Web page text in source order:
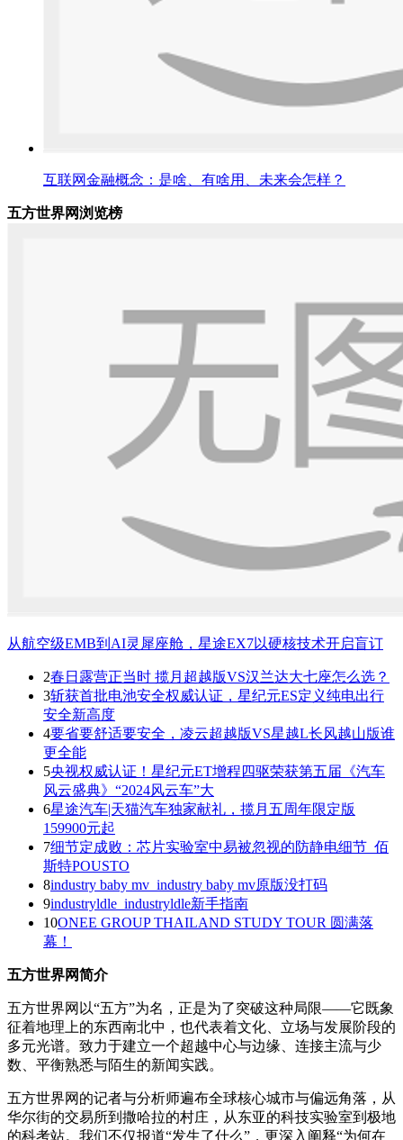
互联网金融概念：是啥、有啥用、未来会怎样？
五方世界网浏览榜
从航空级EMB到AI灵犀座舱，星途EX7以硬核技术开启盲订
2春日露营正当时 揽月超越版VS汉兰达大七座怎么选？
3斩获首批电池安全权威认证，星纪元ES定义纯电出行
安全新高度
4要省要舒适要安全，凌云超越版VS星越L长风越山版谁
更全能
5央视权威认证！星纪元ET增程四驱荣获第五届《汽车
风云盛典》“2024风云车”大
6星途汽车|天猫汽车独家献礼，揽月五周年限定版
159900元起
7细节定成败：芯片实验室中易被忽视的防静电细节_佰
斯特POUSTO
8industry baby mv_industry baby mv原版没打码
9industryldle_industryldle新手指南
10ONEE GROUP THAILAND STUDY TOUR 圆满落
幕！
五方世界网简介
五方世界网以“五方”为名，正是为了突破这种局限——它既象
征着地理上的东西南北中，也代表着文化、立场与发展阶段的
多元光谱。致力于建立一个超越中心与边缘、连接主流与少
数、平衡熟悉与陌生的新闻实践。
五方世界网的记者与分析师遍布全球核心城市与偏远角落，从
华尔街的交易所到撒哈拉的村庄，从东亚的科技实验室到极地
的科考站。我们不仅报道“发生了什么”，更深入阐释“为何在